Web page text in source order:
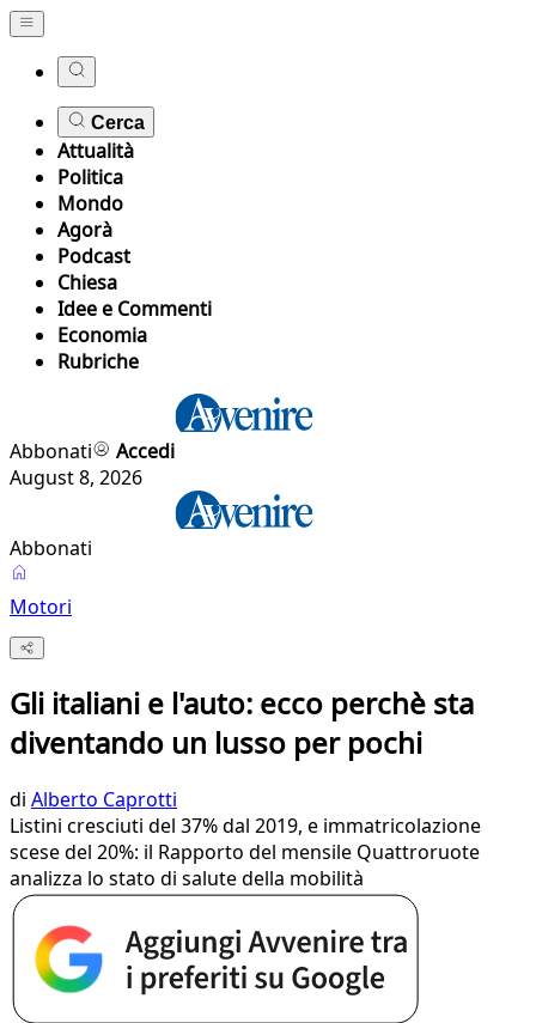
Cerca
Attualità
Politica
Mondo
Agorà
Podcast
Chiesa
Idee e Commenti
Economia
Rubriche
Abbonati
Accedi
August 8, 2026
Abbonati
Motori
Gli italiani e l'auto: ecco perchè sta
diventando un lusso per pochi
di Alberto Caprotti
Listini cresciuti del 37% dal 2019, e immatricolazione
scese del 20%: il Rapporto del mensile Quattroruote
analizza lo stato di salute della mobilità